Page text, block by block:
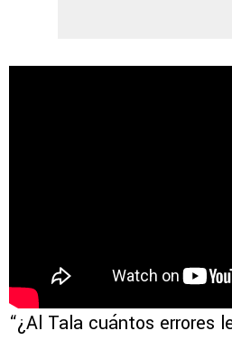
“¿Al Tala cuántos errores